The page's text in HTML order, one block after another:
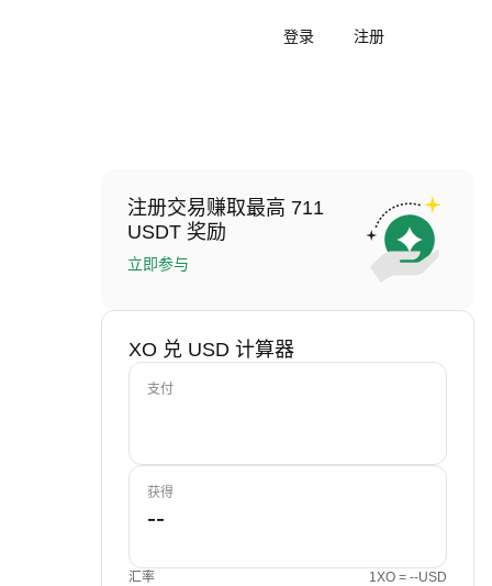
登录 注册
注册交易赚取最高 711
USDT 奖励
立即参与
XO 兑 USD 计算器
支付
获得
汇率
1XO = --USD